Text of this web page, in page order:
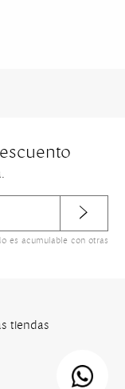
es acumulable con otras
tiendas